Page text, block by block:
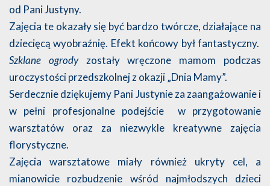
od Pani Justyny.
Zajęcia te okazały się być bardzo twórcze, działające na
dziecięcą wyobraźnię. Efekt końcowy był fantastyczny.
Szklane ogrodyzostały wręczone mamom podczas
uroczystości przedszkolnej z okazji „Dnia Mamy”.
Serdecznie dziękujemy Pani Justynie za zaangażowanie i
w pełni profesjonalne podejście w przygotowanie
warsztatów oraz za niezwykle kreatywne zajęcia
florystyczne.
Zajęcia warsztatowe miały również ukryty cel, a
mianowicie rozbudzenie wśród najmłodszych dzieci